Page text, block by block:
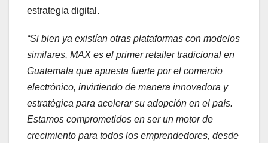
estrategia digital.
“Si bien ya existían otras plataformas con modelos
similares, MAX es el primer retailer tradicional en
Guatemala que apuesta fuerte por el comercio
electrónico, invirtiendo de manera innovadora y
estratégica para acelerar su adopción en el país.
Estamos comprometidos en ser un motor de
crecimiento para todos los emprendedores, desde